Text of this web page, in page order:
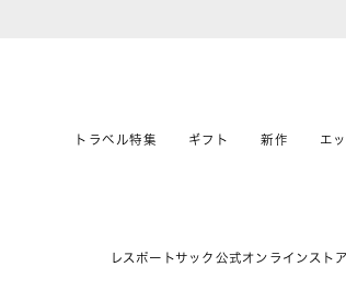
トラベル特集 ギフト 新作 エ
レスポートサック公式オンラインストア